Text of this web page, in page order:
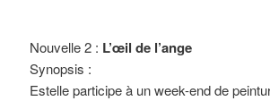
Nouvelle 2 : L’œil de l’ange
Synopsis :
Estelle participe à un week-end de